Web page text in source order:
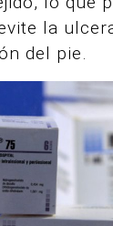
la
del pie.